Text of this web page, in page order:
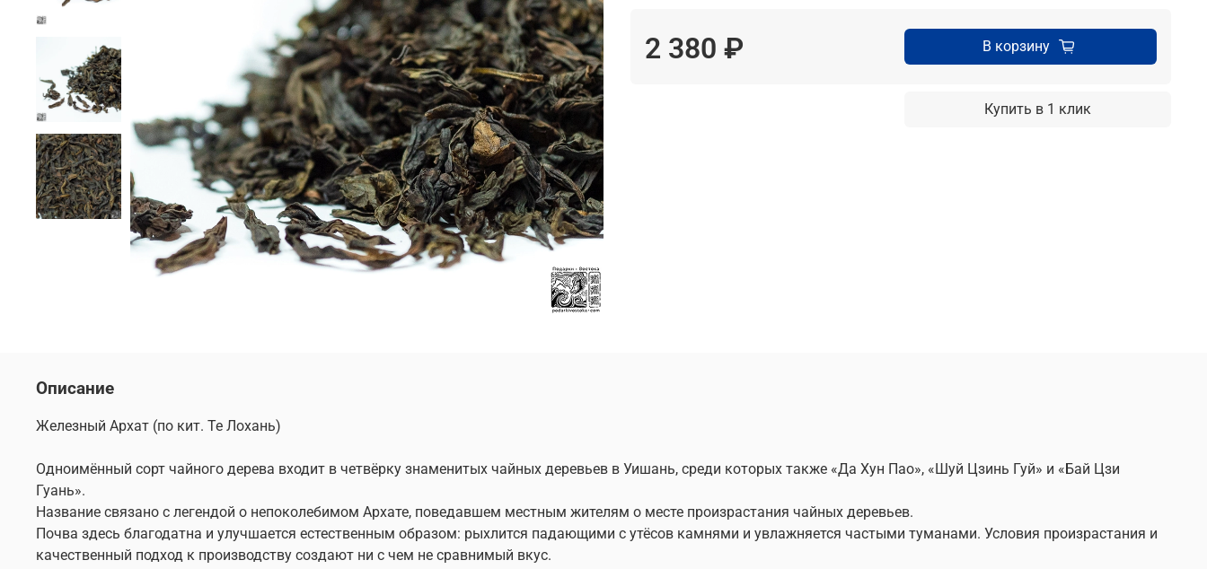
2 380 ₽ В корзину
Купить в 1 клик
Описание
Железный Архат (по кит. Те Лохань)
Одноимённый сорт чайного дерева входит в четвёрку знаменитых чайных деревьев в Уишань, среди которых также «Да Хун Пао», «Шуй Цзинь Гуй» и «Бай Цзи
Гуань».
Название связано с легендой о непоколебимом Архате, поведавшем местным жителям о месте произрастания чайных деревьев.
Почва здесь благодатна и улучшается естественным образом: рыхлится падающими с утёсов камнями и увлажняется частыми туманами. Условия произрастания и
качественный подход к производству создают ни с чем не сравнимый вкус.